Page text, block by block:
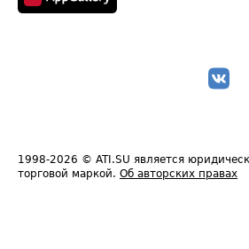
1998-2026 © ATI.SU является
торговой маркой. Об авторских правах